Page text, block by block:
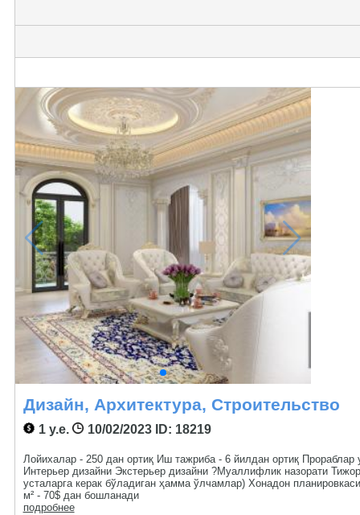
Дизайн, Архитектура, Строительство
1 у.е. 10/02/2023ID: 18219
Лойихалар - 250 дан ортиқ Иш тажриба - 6 йилдан ортиқ
Интерьер дизайни Экстерьер дизайни ?Муаллифлик назорати
усталарга керак бўладиган ҳамма ўлчамлар) Хонадон
м² - 70$ дан бошланади
подробнее